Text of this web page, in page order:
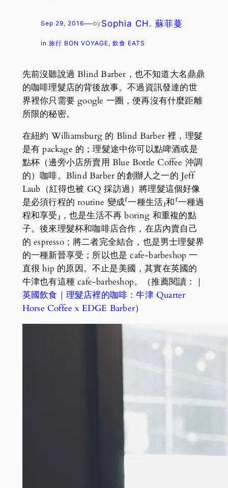
Sep 29, 2016—by Sophia CH. 蘇菲蔓
in 旅行 BON VOYAGE, 飲食 EATS
先前沒聽說過 Blind Barber，也不知道大名鼎鼎
的咖啡理髮店的背後故事。不過資訊發達的世
界裡你只需要 google 一圈，便再沒有什麼距離
所限的秘密。
在紐約 Williamsburg 的 Blind Barber 裡，理髮
是有 package 的；理髮途中你可以點啤酒或是
點杯（邊旁小店所賣用 Blue Bottle Coffee 沖調
的）咖啡。Blind Barber 的創辦人之一的 Jeff
Laub（紅得也被 GQ 採訪過）將理髮這個好像
是必須行程的 routine 變成「一種生活」和「一種過
程和享受」，也是生活不再 boring 和重複的點
子。後來理髮杯和咖啡店合作，在店內賣自己
的 espresso；將二者完全結合，也是男士理髮界
的一種新晉享受；所以也是 cafe-barbeshop 一
直很 hip 的原因。不止是美國，其實在英國的
牛津也有這種 cafe-barbeshop。（推薦閱讀：
｜
英國飲食｜理髮店裡的咖啡：牛津 Quarter
Horse Coffee x EDGE Barber）